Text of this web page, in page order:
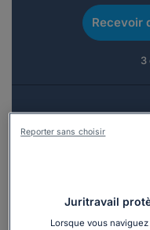
Recevoir
3
Vous
Juritravail
Lorsque vous
Reporter sans choisir